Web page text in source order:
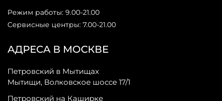
АДРЕСА В МОСКВЕ
Петровский в Мытищах
Мытищи, Волковское шоссе 17/1
Петровский на Каширке
Режим работы: 9.00-21.00
Сервисные центры: 7.00-21.00